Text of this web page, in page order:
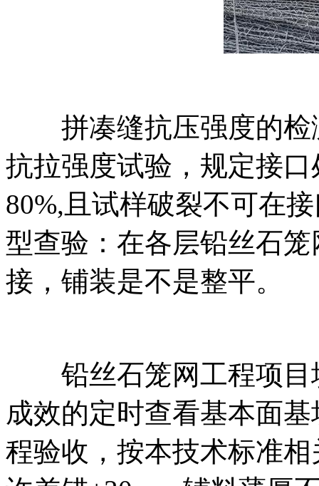
拼凑缝抗压强度的检
抗拉强度试验，规定接
80%,且试样破裂不可在
型查验：在各层铅丝石
接，铺装是不是整平。
铅丝石笼网工程项目
成效的定时查看基本面
程验收，按本技术标准